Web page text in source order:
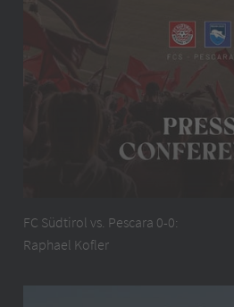
FC Südtirol vs. Pescara 0-0:
Raphael Kofler